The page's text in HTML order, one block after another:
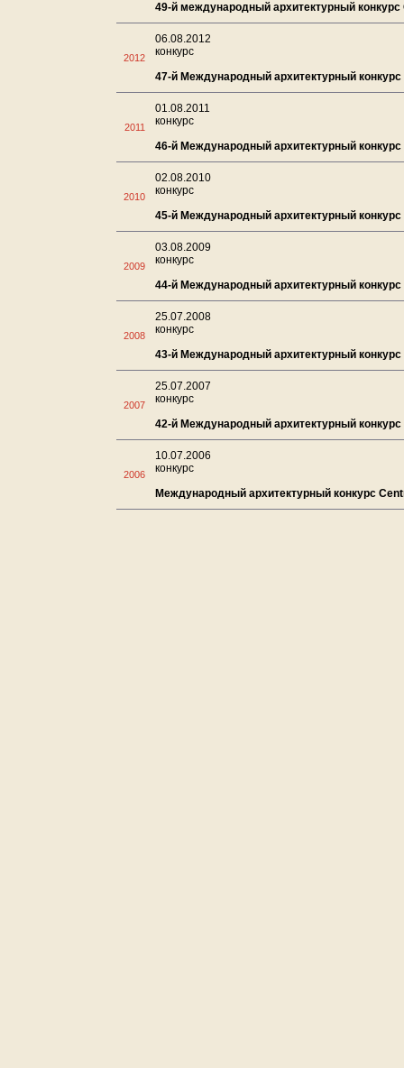
49-й международный архитектурный конкурс
2012
06.08.2012
конкурс
47-й Международный архитектурный
2011
01.08.2011
конкурс
46-й Международный архитектурный
2010
02.08.2010
конкурс
45-й Международный архитектурный
2009
03.08.2009
конкурс
44-й Международный архитектурный
2008
25.07.2008
конкурс
43-й Международный архитектурный
2007
25.07.2007
конкурс
42-й Международный архитектурный
2006
10.07.2006
конкурс
Международный архитектурный конкурс